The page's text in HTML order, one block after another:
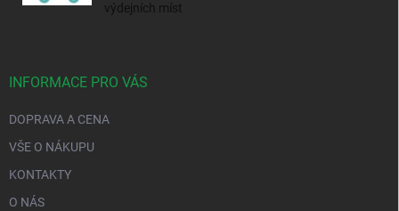
výdejních míst
INFORMACE PRO VÁS
DOPRAVA A CENA
VŠE O NÁKUPU
KONTAKTY
O NÁS